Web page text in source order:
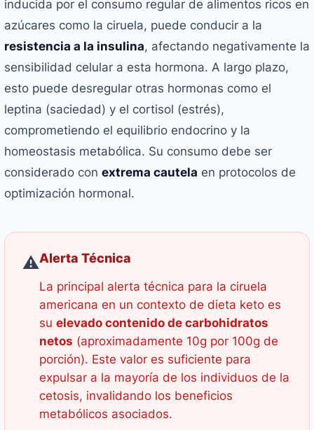
inducida por el consumo regular de alimentos ricos en
azúcares como la ciruela, puede conducir a la
resistencia a la insulina, afectando negativamente la
sensibilidad celular a esta hormona. A largo plazo,
esto puede desregular otras hormonas como el
leptina (saciedad) y el cortisol (estrés),
comprometiendo el equilibrio endocrino y la
homeostasis metabólica. Su consumo debe ser
considerado con extrema cautela en protocolos de
optimización hormonal.
⚠️Alerta Técnica
La principal alerta técnica para la ciruela
americana en un contexto de dieta keto es
su elevado contenido de carbohidratos
netos (aproximadamente 10g por 100g de
porción). Este valor es suficiente para
expulsar a la mayoría de los individuos de la
cetosis, invalidando los beneficios
metabólicos asociados.